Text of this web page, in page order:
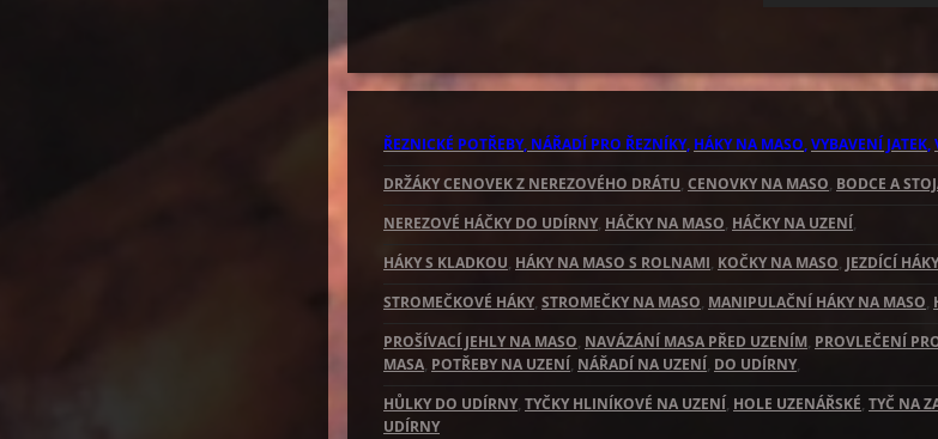
ŘEZNICKÉ POTŘEBY, NÁŘADÍ PRO ŘEZNÍKY, HÁKY NA MASO,VYBAVENÍ JATEK,
DRŽÁKY CENOVEK Z NEREZOVÉHO DRÁTU, CENOVKY NA MASO, BODCE A
NEREZOVÉ HÁČKY DO UDÍRNY, HÁČKY NA MASO, HÁČKY NA UZENÍ,
HÁKY S KLADKOU, HÁKY NA MASO S ROLNAMI, KOČKY NA MASO, JEZDÍCÍ
STROMEČKOVÉ HÁKY, STROMEČKY NA MASO, MANIPULAČNÍ HÁKY NA MASO,
PROŠÍVACÍ JEHLY NA MASO, NAVÁZÁNÍ MASA PŘED UZENÍM, PROVLEČENÍ
MASA, POTŘEBY NA UZENÍ, NÁŘADÍ NA UZENÍ, DO UDÍRNY,
HŮLKY DO UDÍRNY, TYČKY HLINÍKOVÉ NA UZENÍ, HOLE UZENÁŘSKÉ, TYČ NA
UDÍRNY